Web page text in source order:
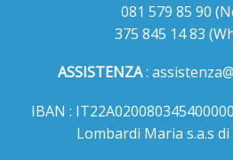
081 579 85 90
375 845 14 83
ASSISTENZA:
IBAN :
Lombardi Maria s.a.s